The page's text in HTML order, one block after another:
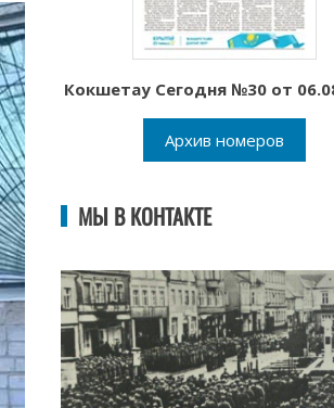
Кокшетау Сегодня №30 от
Архив номеров
МЫ В КОНТАКТЕ